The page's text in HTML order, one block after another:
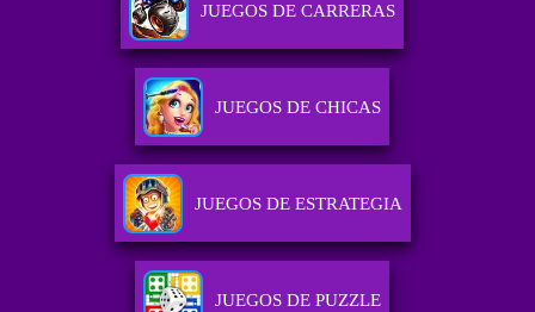
JUEGOS DE CARRERAS
JUEGOS DE CHICAS
JUEGOS DE ESTRATEGIA
JUEGOS DE PUZZLE